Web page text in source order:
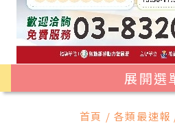
展開選
首頁 / 各類最速報